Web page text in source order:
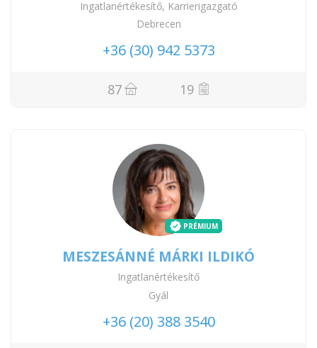
Ingatlanértékesítő, Karrierigazgató
Debrecen
+36 (30) 942 5373
87 19
PRÉMIUM
MESZESÁNNÉ MÁRKI ILDIKÓ
Ingatlanértékesítő
Gyál
+36 (20) 388 3540